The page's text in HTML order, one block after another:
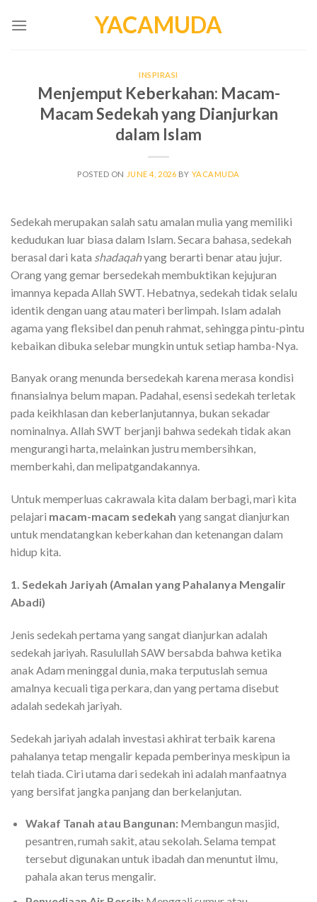
YACAMUDA
INSPIRASI
Menjemput Keberkahan: Macam-
Macam Sedekah yang Dianjurkan
dalam Islam
POSTED ON JUNE 4, 2026 BY YACAMUDA
Sedekah merupakan salah satu amalan mulia yang memiliki
kedudukan luar biasa dalam Islam. Secara bahasa, sedekah
berasal dari kata shadaqahyang berarti benar atau jujur.
Orang yang gemar bersedekah membuktikan kejujuran
imannya kepada Allah SWT. Hebatnya, sedekah tidak selalu
identik dengan uang atau materi berlimpah. Islam adalah
agama yang fleksibel dan penuh rahmat, sehingga pintu-pintu
kebaikan dibuka selebar mungkin untuk setiap hamba-Nya.
Banyak orang menunda bersedekah karena merasa kondisi
finansialnya belum mapan. Padahal, esensi sedekah terletak
pada keikhlasan dan keberlanjutannya, bukan sekadar
nominalnya. Allah SWT berjanji bahwa sedekah tidak akan
mengurangi harta, melainkan justru membersihkan,
memberkahi, dan melipatgandakannya.
Untuk memperluas cakrawala kita dalam berbagi, mari kita
pelajari macam-macam sedekah yang sangat dianjurkan
untuk mendatangkan keberkahan dan ketenangan dalam
hidup kita.
1. Sedekah Jariyah (Amalan yang Pahalanya Mengalir
Abadi)
Jenis sedekah pertama yang sangat dianjurkan adalah
sedekah jariyah. Rasulullah SAW bersabda bahwa ketika
anak Adam meninggal dunia, maka terputuslah semua
amalnya kecuali tiga perkara, dan yang pertama disebut
adalah sedekah jariyah.
Sedekah jariyah adalah investasi akhirat terbaik karena
pahalanya tetap mengalir kepada pemberinya meskipun ia
telah tiada. Ciri utama dari sedekah ini adalah manfaatnya
yang bersifat jangka panjang dan berkelanjutan.
Wakaf Tanah atau Bangunan:Membangun masjid,
pesantren, rumah sakit, atau sekolah. Selama tempat
tersebut digunakan untuk ibadah dan menuntut ilmu,
pahala akan terus mengalir.